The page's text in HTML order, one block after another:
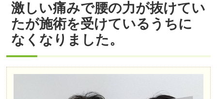
激しい痛みで腰の力が抜けてい
たが施術を受けているうちに
なくなりました。